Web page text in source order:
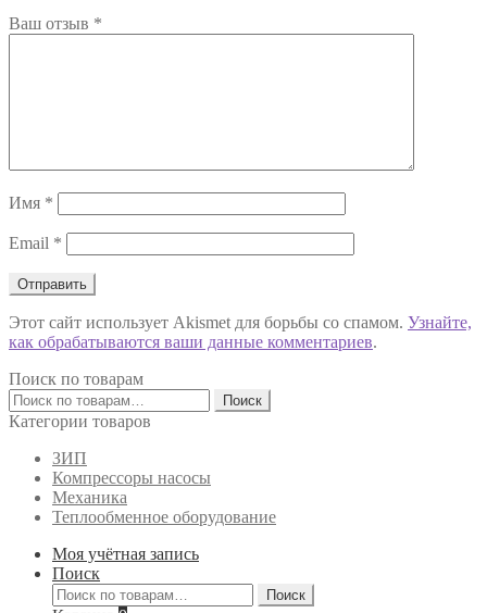
Ваш отзыв *
Имя *
Email *
Этот сайт использует Akismet для борьбы со спамом. Узнайте,
как обрабатываются ваши данные комментариев.
Поиск по товарам
Искать:
Поиск
Категории товаров
ЗИП
Компрессоры насосы
Механика
Теплообменное оборудование
Моя учётная запись
Поиск
Искать:
Поиск